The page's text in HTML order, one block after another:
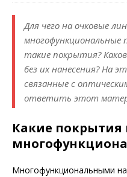
Для чего на очковые
такие покрытия?
без их нанесения? На
связанные с
ответить этот
Какие
Многофункциональными